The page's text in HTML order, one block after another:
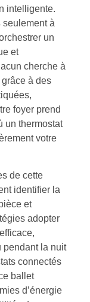
intelligente.
seulement à
un
et
cherche à
à des
foyer prend
un thermostat
votre
de cette
identifier la
et
adopter
pendant la nuit
connectés
ballet
d’énergie